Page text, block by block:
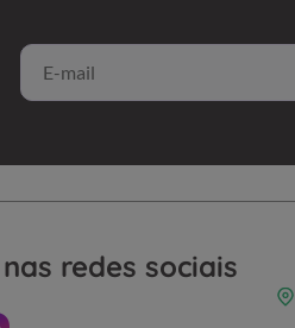
redes sociais